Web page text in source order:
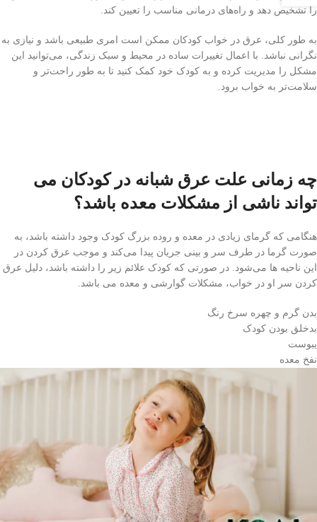
را تشخیص دهد و راه‌های درمانی مناسب را تعیین کند.
به طور کلی، عرق در خواب کودکان ممکن است امری طبیعی باشد و نیازی به
نگرانی نباشد. با اعمال تغییرات ساده در محیط و سبک زندگی، می‌توانید این
مشکل را مدیریت کرده و به کودک خود کمک کنید تا به طور راحت‌تر و
سلامت‌تر به خواب برود.
چه زمانی علت عرق شبانه در کودکان می
تواند ناشی از مشکلات معده باشد؟
هنگامی که گرمای زیادی در معده و روده بزرگ کودک وجود داشته باشد، به
صورت گرما در طرف سر و بینی جریان پیدا می‌کند و موجب عرق کردن در
این ناحیه ها می‌شود. در صورتی که کودک علائم زیر را داشته باشد، دلیل عرق
کردن سر او در خواب، مشکلات گوارشی و معده می باشد.
بدن گرم و چهره سرخ رنگ
بدخلق بودن کودک
یبوست
نفخ معده